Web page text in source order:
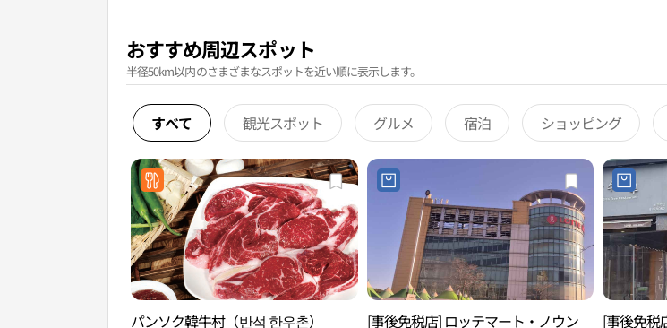
おすすめ周辺スポット
半径50km以内のさまざまなスポットを近い順に表示します。
すべて 観光スポット グルメ 宿泊 ショッピング
パンソク韓牛村（반석 한우촌）
[事後免税店] ロッテマート・ノウン
[事後免税